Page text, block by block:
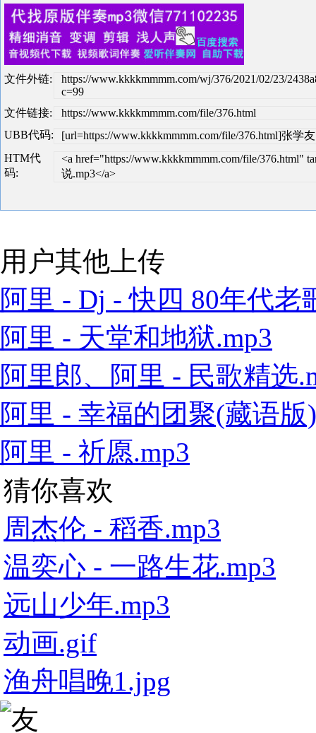
文件外链:
https://www.kkkkmmmm.com/wj/376/2021/02/23/
c=99
文件链接:
https://www.kkkkmmmm.com/file/376.html
UBB代码:
[url=https://www.kkkkmmmm.com/file/376.html]张学
HTM代
码:
<a href="https://www.kkkkmmmm.com/file/376.html"
说.mp3</a>
用户其他上传
阿里 - Dj - 快四 80年代老
阿里 - 天堂和地狱.mp3
阿里郎、阿里 - 民歌精选
阿里 - 幸福的团聚(藏语版
阿里 - 祈愿.mp3
猜你喜欢
周杰伦 - 稻香.mp3
温奕心 - 一路生花.mp3
远山少年.mp3
动画.gif
渔舟唱晚1.jpg